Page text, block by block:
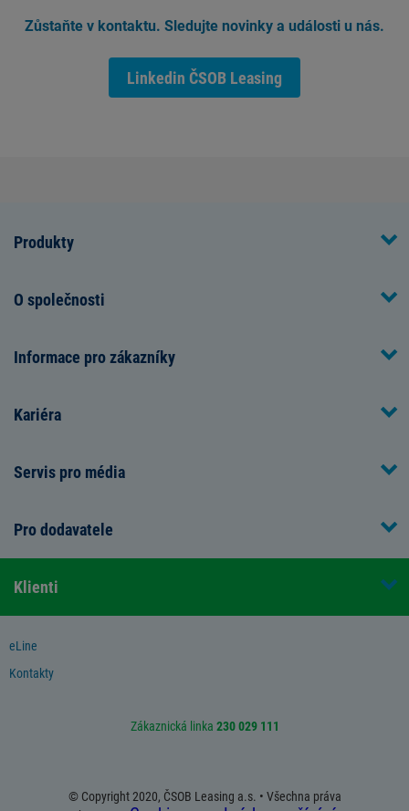
Zůstaňte v kontaktu. Sledujte novinky a události u nás.
Linkedin ČSOB Leasing
Produkty
O společnosti
Informace pro zákazníky
Kariéra
Servis pro média
Pro dodavatele
Klienti
Zákaznická linka 230 029 111
eLine
Kontakty
© Copyright 2020, ČSOB Leasing a.s. • Všechna práva